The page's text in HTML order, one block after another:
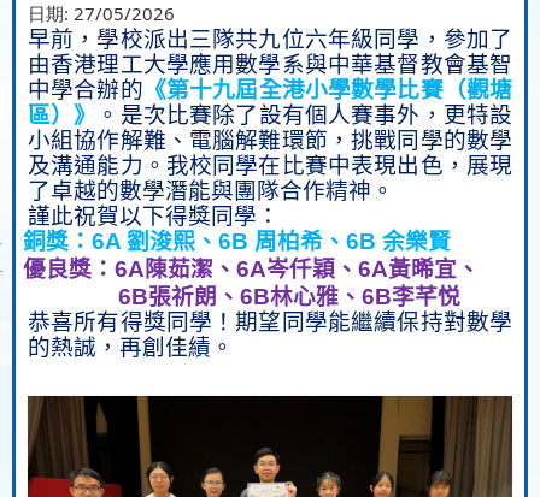
日期: 27/05/2026
早前，學校派出三隊共九位六年級同學，參加了
由香港理工大學應用數學系與中華基督教會基智
中學合辦的 《第十九屆全港小學數學比賽（觀塘
區）》
。是次比賽除了設有個人賽事外，更特設
小組協作解難、電腦解難環節，挑戰同學的數學
及溝通能力。我校同學在比賽中表現出色，展現
了卓越的數學潛能與團隊合作精神。
謹此祝賀以下得獎同學：
· 銅獎 ： 6A 劉浚熙、 6B 周柏希、 6B 余樂賢
· 優良獎 ： 6A陳茹潔、 6A岑仟穎、 6A黃晞宜、
6B張祈朗、6B林心雅、6B李芊悦
恭喜所有得獎同學！期望同學能繼續保持對數學
的熱誠，再創佳績。